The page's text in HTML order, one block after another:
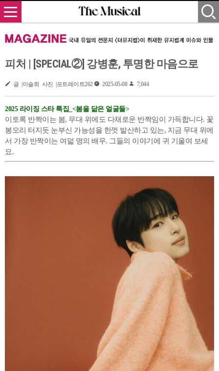
피처 | [SPECIAL②] 강병훈, 투명한 마음으로
글 |이솔희 사진 |포트레이트262 2025-05-08 7,044
2025 라이징 스타 특집_<봄을 닮은 얼굴들>
이토록 반짝이는 봄, 무대 위에도 다채로운 반짝임이 가득합니다. 꽃
봉오리 터지듯 눈부신 가능성을 한껏 발산하고 있는, 지금 무대 위에
서 가장 반짝이는 여덟 명의 배우. 그들의 이야기에 귀 기울여 보세
요.